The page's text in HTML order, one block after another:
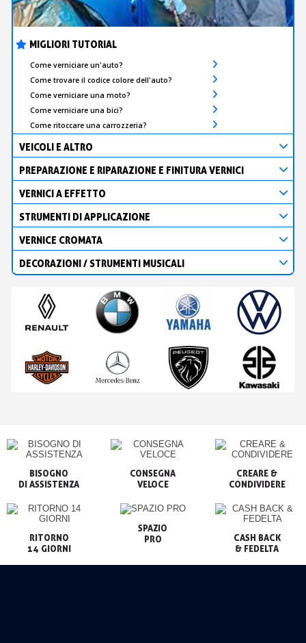
MIGLIORI TUTORIAL
Come verniciare un'auto?
Come trovare il codice colore dell'auto?
Come verniciare una moto?
Come verniciare una bici?
Come ritoccare una carrozzeria?
VEICOLI E ALTRO
PREPARAZIONE E RIPARAZIONE E FINITURA VERNICI
VERNICI A EFFETTO
STRUMENTI DI APPLICAZIONE
VERNICE CROMATA
DECORAZIONI / STRUMENTI MUSICALI
BISOGNO
CONSEGNA
VELOCE
CREARE &
CONDIVIDERE
RITORNO
14 GIORNI
SPAZIO
PRO
CASH BACK
& FEDELTA